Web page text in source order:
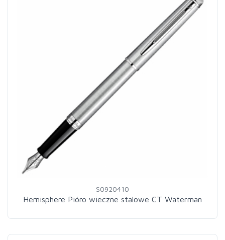
S0920410
Hemisphere Pióro wieczne stalowe CT Waterman